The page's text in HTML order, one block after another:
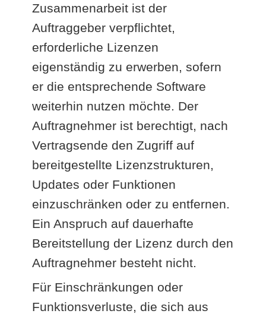
Zusammenarbeit ist der
Auftraggeber verpflichtet,
erforderliche Lizenzen
eigenständig zu erwerben, sofern
er die entsprechende Software
weiterhin nutzen möchte. Der
Auftragnehmer ist berechtigt, nach
Vertragsende den Zugriff auf
bereitgestellte Lizenzstrukturen,
Updates oder Funktionen
einzuschränken oder zu entfernen.
Ein Anspruch auf dauerhafte
Bereitstellung der Lizenz durch den
Auftragnehmer besteht nicht.
Für Einschränkungen oder
Funktionsverluste, die sich aus